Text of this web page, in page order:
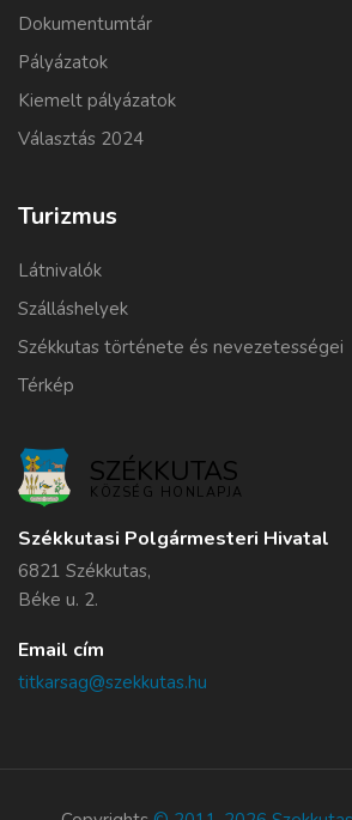
Dokumentumtár
Pályázatok
Kiemelt pályázatok
Választás 2024
Turizmus
Látnivalók
Szálláshelyek
Székkutas története és nevezetességei
Térkép
SZÉKKUTAS
KÖZSÉG HONLAPJA
Székkutasi Polgármesteri Hivatal
6821 Székkutas,
Béke u. 2.
Email cím
titkarsag@szekkutas.hu